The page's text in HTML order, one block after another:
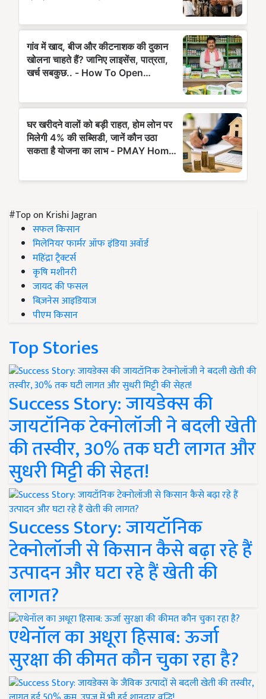
#Top on Krishi Jagran
सफल किसान
मिलेनियर फार्मर ऑफ इंडिया अवॉर्ड
महिंद्रा ट्रैक्टर्स
कृषि मशीनरी
जायद की फसल
बिज़नेस आइडियाज
पीएम किसान
Top Stories
Success Story: जायडेक्स की
जायटॉनिक टेक्नोलॉजी ने बदली खेती
की तस्वीर, 30% तक घटी लागत और
सुधरी मिट्टी की सेहत!
Success Story: जायटॉनिक
टेक्नोलॉजी से किसान कैसे बढ़ा रहे हैं
उत्पादन और घटा रहे हैं खेती की
लागत?
एथेनॉल का अधूरा हिसाब: ऊर्जा
सुरक्षा की कीमत कौन चुका रहा है?